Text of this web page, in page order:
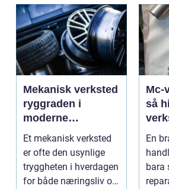
Mekanisk verksted
ryggraden i
moderne
maskinpark
Et mekanisk verksted
er ofte den usynlige
tryggheten i hverdagen
for både næringsliv og
Mc-
så
En
bara